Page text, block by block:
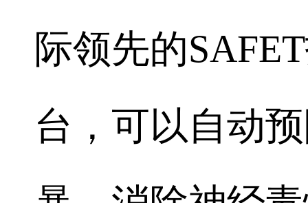
际领先的
台，可以自动